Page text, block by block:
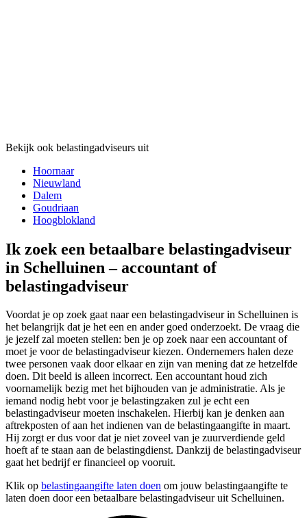
Bekijk ook belastingadviseurs uit
Hoornaar
Nieuwland
Dalem
Goudriaan
Hoogblokland
Ik zoek een betaalbare belastingadviseur
in Schelluinen – accountant of
belastingadviseur
Voordat je op zoek gaat naar een belastingadviseur in Schelluinen is
het belangrijk dat je het een en ander goed onderzoekt. De vraag die
je jezelf zal moeten stellen: ben je op zoek naar een accountant of
moet je voor de belastingadviseur kiezen. Ondernemers halen deze
twee personen vaak door elkaar en zijn van mening dat ze hetzelfde
doen. Dit beeld is alleen incorrect. Een accountant houd zich
voornamelijk bezig met het bijhouden van je administratie. Als je
iemand nodig hebt voor je belastingzaken zul je echt een
belastingadviseur moeten inschakelen. Hierbij kan je denken aan
aftrekposten of aan het indienen van de belastingaangifte in maart.
Hij zorgt er dus voor dat je niet zoveel van je zuurverdiende geld
hoeft af te staan aan de belastingdienst. Dankzij de belastingadviseur
gaat het bedrijf er financieel op vooruit.
Klik op belastingaangifte laten doen om jouw belastingaangifte te
laten doen door een betaalbare belastingadviseur uit Schelluinen.